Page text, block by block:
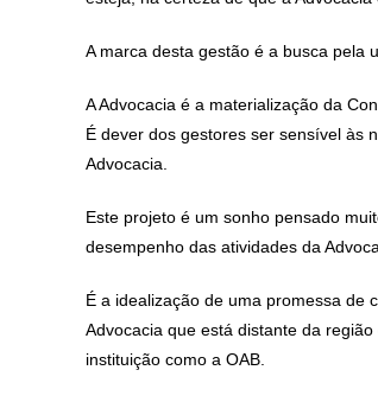
A marca desta gestão é a busca pela
A Advocacia é a materialização da
É dever dos gestores ser sensível às
Advocacia.
Este projeto é um sonho pensado
desempenho das atividades da
É a idealização de uma promessa de
Advocacia que está distante da
instituição como a OAB.